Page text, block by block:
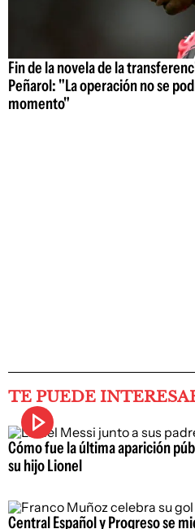
Fin de la novela de la
Peñarol: "La operación no se
momento"
TE PUEDE
Cómo fue la última aparición
su hijo Lionel
Central Español y Progreso se